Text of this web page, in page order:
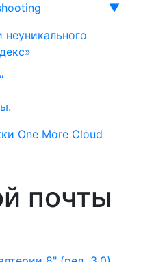
▼
One More Cloud
почты